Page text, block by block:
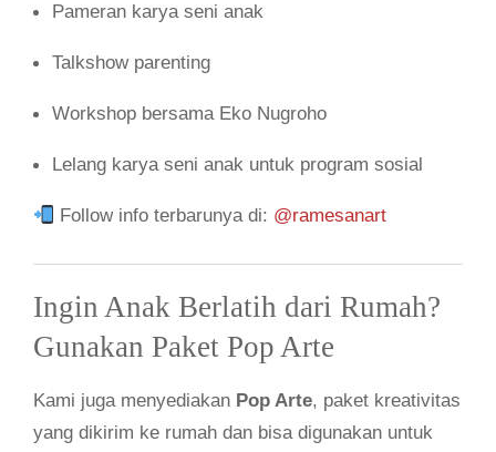
Pameran karya seni anak
Talkshow parenting
Workshop bersama Eko Nugroho
Lelang karya seni anak untuk program sosial
Follow info terbarunya di: @ramesanart
Ingin Anak Berlatih dari Rumah?
Gunakan Paket Pop Arte
Kami juga menyediakan Pop Arte, paket kreativitas
yang dikirim ke rumah dan bisa digunakan untuk